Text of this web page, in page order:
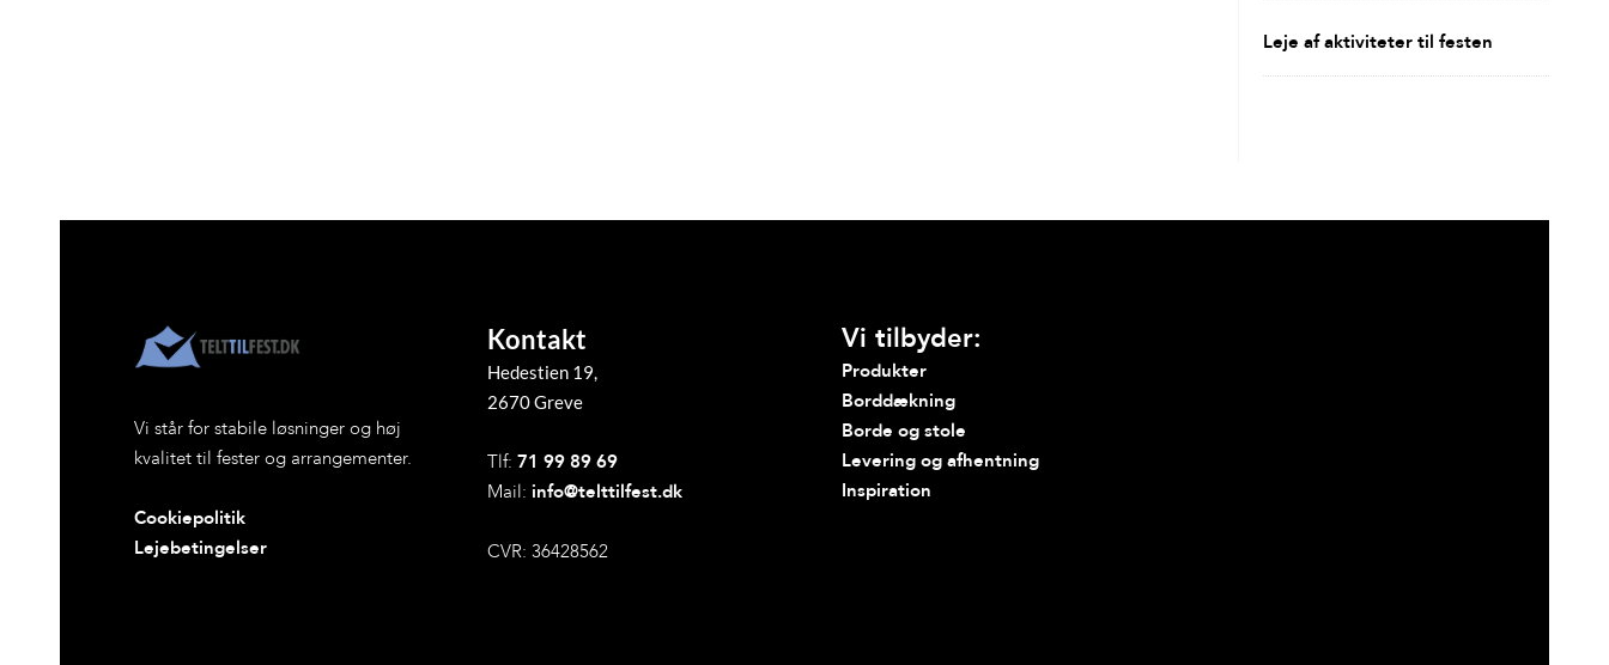
Leje af aktiviteter til festen
Vi står for stabile løsninger og høj
kvalitet til fester og arrangementer.
Cookiepolitik
Lejebetingelser
Kontakt
Hedestien 19,
2670 Greve
Tlf:71 99 89 69
Mail: info@telttilfest.dk
CVR: 36428562
Vi tilbyder:
Produkter
Borddækning
Borde og stole
Levering og afhentning
Inspiration